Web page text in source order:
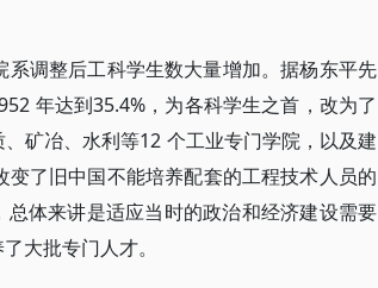
调整后工科学生数大量增加。据杨东平先
年达到35.4%，为各科学生之首，改为了
矿冶、水利等12 个工业专门学院，以及建
了旧中国不能培养配套的工程技术人员的
体来讲是适应当时的政治和经济建设需要
大批专门人才。